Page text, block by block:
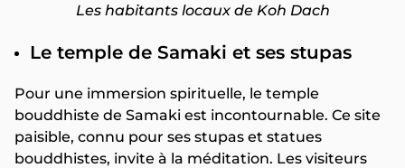
Les habitants locaux de Koh Dach
Le temple de Samaki et ses stupas
Pour une immersion spirituelle, le temple
bouddhiste de Samaki est incontournable. Ce site
paisible, connu pour ses stupas et statues
bouddhistes, invite à la méditation. Les visiteurs